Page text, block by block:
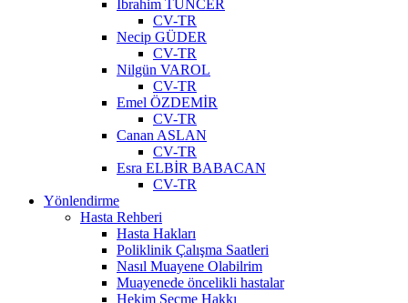
İbrahim TUNCER
CV-TR
Necip GÜDER
CV-TR
Nilgün VAROL
CV-TR
Emel ÖZDEMİR
CV-TR
Canan ASLAN
CV-TR
Esra ELBİR BABACAN
CV-TR
Yönlendirme
Hasta Rehberi
Hasta Hakları
Poliklinik Çalışma Saatleri
Nasıl Muayene Olabilrim
Muayenede öncelikli hastalar
Hekim Seçme Hakkı